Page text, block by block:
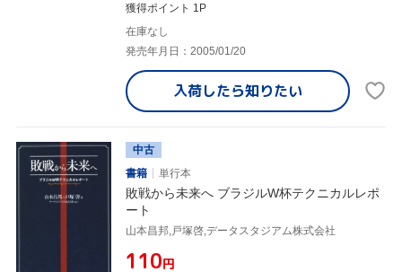
獲得ポイント 1P
在庫なし
発売年月日：2005/01/20
入荷したら知りたい
中古
書籍
単行本
敗戦から未来へ ブラジルW杯テクニカルレポ
ート
山本昌邦,戸塚啓,データスタジアム株式会社
¥110円